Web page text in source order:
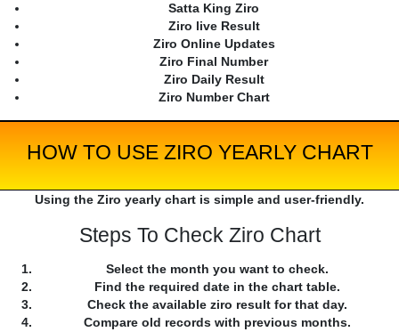
Satta King Ziro
Ziro live Result
Ziro Online Updates
Ziro Final Number
Ziro Daily Result
Ziro Number Chart
HOW TO USE ZIRO YEARLY CHART
Using the Ziro yearly chart is simple and user-friendly.
Steps To Check Ziro Chart
Select the month you want to check.
Find the required date in the chart table.
Check the available ziro result for that day.
Compare old records with previous months.